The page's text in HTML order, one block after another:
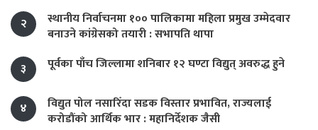
२
स्थानीय निर्वाचनमा १०० पालिकामा महिला प्रमुख उम्मेदवार
बनाउने कांग्रेसको तयारी : सभापति थापा
३
पूर्वका पाँच जिल्लामा शनिबार १२ घण्टा विद्युत् अवरुद्ध हुने
४
विद्युत पोल नसारिँदा सडक विस्तार प्रभावित, राज्यलाई
करोडौंको आर्थिक भार : महानिर्देशक जैसी